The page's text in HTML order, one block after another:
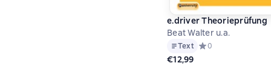
e.driver Theorieprüfung
Beat Walter u.a.
Text Средний рейтинг 0
0
€12,99